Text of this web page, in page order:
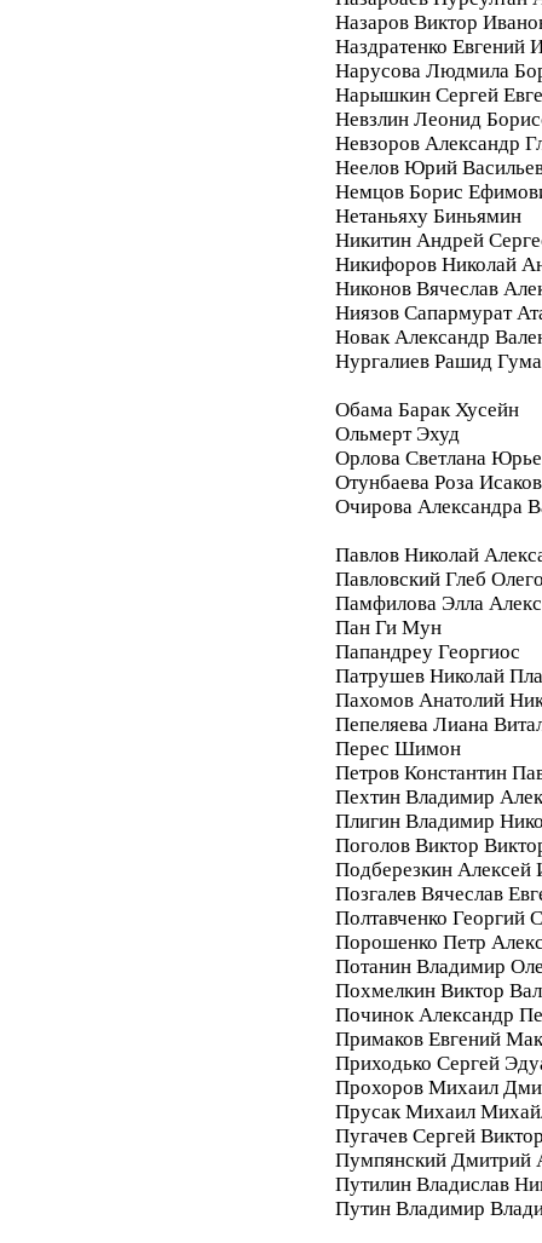
Назаров Виктор
Наздратенко Евгений
Нарусова Людмила
Нарышкин Сергей
Невзлин Леонид
Невзоров Александр
Неелов Юрий
Немцов Борис
Нетаньяху Биньямин
Никитин Андрей
Никифоров Николай
Никонов Вячеслав
Ниязов Сапармурат
Новак Александр
Нургалиев Рашид
Обама Барак Хусейн
Ольмерт Эхуд
Орлова Светлана
Отунбаева Роза
Очирова Александра
Павлов Николай
Павловский Глеб
Памфилова Элла
Пан Ги Мун
Папандреу Георгиос
Патрушев Николай
Пахомов Анатолий
Пепеляева Лиана
Перес Шимон
Петров Константин
Пехтин Владимир
Плигин Владимир
Поголов Виктор
Подберезкин Алексей
Позгалев Вячеслав
Полтавченко Георгий
Порошенко Петр
Потанин Владимир
Похмелкин Виктор
Починок Александр
Примаков Евгений
Приходько Сергей
Прохоров Михаил
Прусак Михаил
Пугачев Сергей
Пумпянский Дмитрий
Путилин Владислав
Путин Владимир